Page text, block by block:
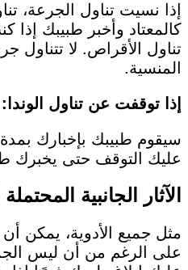
إذا نسيت تناول الجرعة،
كالمعتاد وأخبر طبيبك
تناول الأقراص. لا تتناول
المنسية.
إذا توقفت عن تناول الوندا:
سيقوم طبيبك بإخبارك بمدة
عليك التوقف حتى يخبرك
الآثار الجانبية المحتملة
مثل جميع الأدوية، يمكن أن
على الرغم من أن ليس